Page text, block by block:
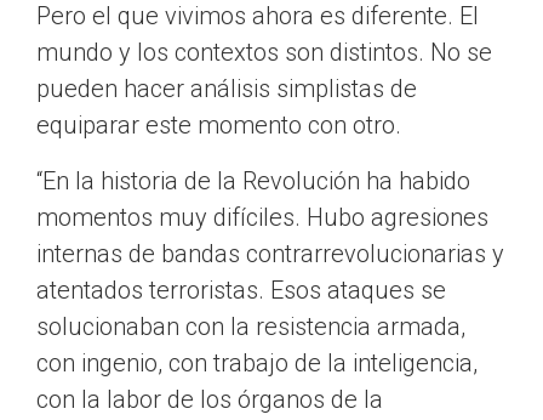
Pero el que vivimos ahora es diferente. El
mundo y los contextos son distintos. No se
pueden hacer análisis simplistas de
equiparar este momento con otro.
“En la historia de la Revolución ha habido
momentos muy difíciles. Hubo agresiones
internas de bandas contrarrevolucionarias y
atentados terroristas. Esos ataques se
solucionaban con la resistencia armada,
con ingenio, con trabajo de la inteligencia,
con la labor de los órganos de la